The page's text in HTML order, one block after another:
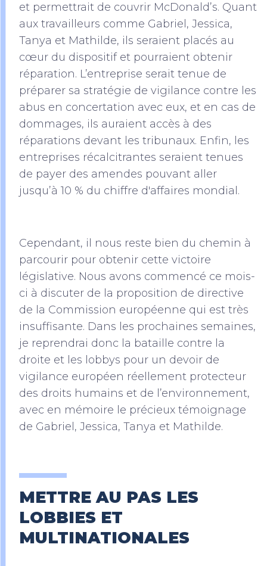
et permettrait de couvrir McDonald’s. Quant
aux travailleurs comme Gabriel, Jessica,
Tanya et Mathilde, ils seraient placés au
cœur du dispositif et pourraient obtenir
réparation. L’entreprise serait tenue de
préparer sa stratégie de vigilance contre les
abus en concertation avec eux, et en cas de
dommages, ils auraient accès à des
réparations devant les tribunaux. Enfin, les
entreprises récalcitrantes seraient tenues
de payer des amendes pouvant aller
jusqu’à 10 % du chiffre d'affaires mondial.
Cependant, il nous reste bien du chemin à
parcourir pour obtenir cette victoire
législative. Nous avons commencé ce mois-
ci à discuter de la proposition de directive
de la Commission européenne qui est très
insuffisante. Dans les prochaines semaines,
je reprendrai donc la bataille contre la
droite et les lobbys pour un devoir de
vigilance européen réellement protecteur
des droits humains et de l’environnement,
avec en mémoire le précieux témoignage
de Gabriel, Jessica, Tanya et Mathilde.
METTRE AU PAS LES
LOBBIES ET
MULTINATIONALES